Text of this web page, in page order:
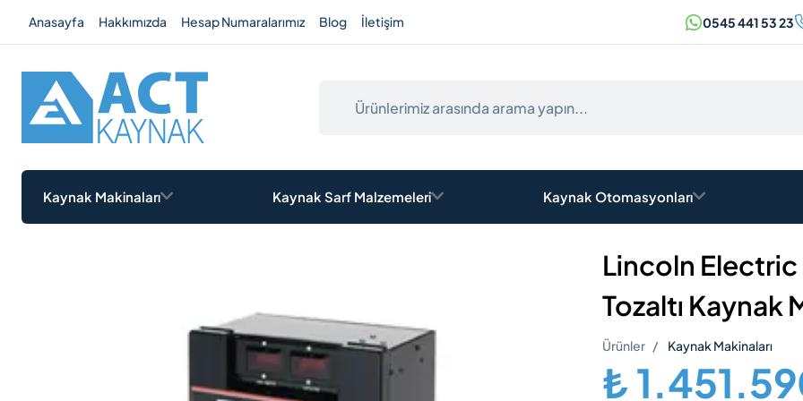
Anasayfa Hakkımızda Hesap Numaralarımız Blog İletişim 0545 441 53 23
Kaynak Makinaları Kaynak Sarf Malzemeleri Kaynak Otomasyonları
Hızlı ve güvenli alışveriş için kayıt olun!
’yi okudum ve anladım.
Şifremi
Giriş Yap
VEYA
YENI ÜYELIK OLUŞTUR
Lincoln
Tozaltı Kaynak
Ürünler Kaynak Makinaları
₺